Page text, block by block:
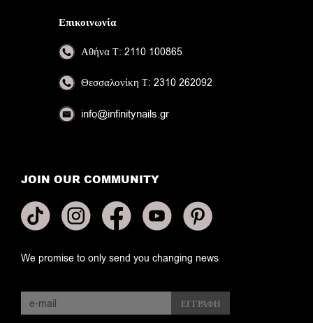
Επικοινωνία
ΑθήναΤ: 2110 100865
ΘεσσαλονίκηΤ: 2310 262092
info@infinitynails.gr
JOIN OUR COMMUNITY
We promise to only send you changing news